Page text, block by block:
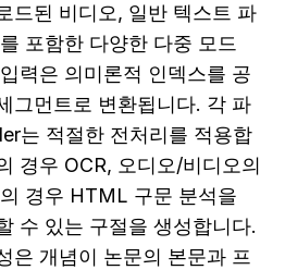
드된 비디오, 일반 텍스트 파
포함한 다양한 다중 모드
력은 의미론적 인덱스를 공
그먼트로 변환됩니다. 각 파
는 적절한 전처리를 적용합
경우 OCR, 오디오/비디오의
경우 HTML 구문 분석을
수 있는 구절을 생성합니다.
은 개념이 논문의 본문과 프